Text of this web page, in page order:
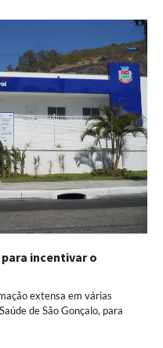
incentivar o
extensa em várias
de São Gonçalo, para